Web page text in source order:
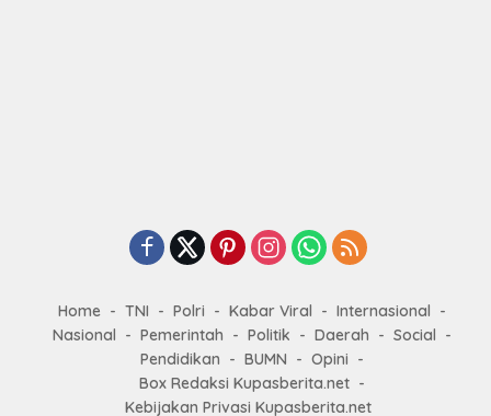
Home TNI Polri Kabar Viral
Internasional
Nasional
Pemerintah Politik Daerah
Social
Pendidikan
BUMN
Opini
Box Redaksi Kupasberita.net
Kebijakan Privasi Kupasberita.net